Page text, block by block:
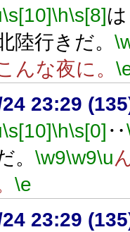
\s[10]\h\s[8]
陸行きだ。
んな夜に。
23:29
\s[10]\h\s[0] ‥
。 \w9\w9\u
\e
23:29